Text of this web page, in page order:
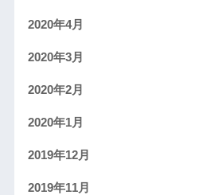
2020年4月
2020年3月
2020年2月
2020年1月
2019年12月
2019年11月